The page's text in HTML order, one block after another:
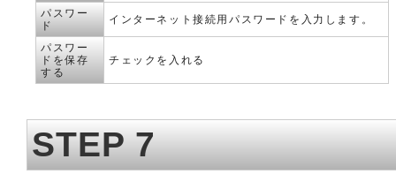
パスワー
ド
インターネット接続用パスワードを入力します。
パスワー
ドを保存
する
チェックを入れる
STEP 7